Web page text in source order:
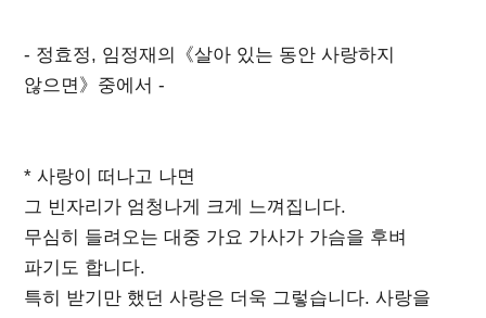
- 정효정, 임정재의《살아 있는 동안 사랑하지
않으면》중에서 -
* 사랑이 떠나고 나면
그 빈자리가 엄청나게 크게 느껴집니다.
무심히 들려오는 대중 가요 가사가 가슴을 후벼
파기도 합니다.
특히 받기만 했던 사랑은 더욱 그렇습니다. 사랑을